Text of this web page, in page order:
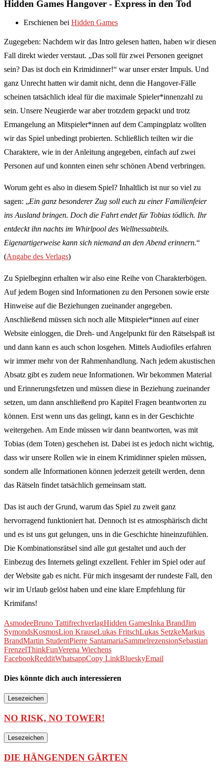
Hidden Games Hangover - Express in den Tod
Erschienen bei Hidden Games
Zugegeben: Nachdem wir das Intro gelesen hatten, haben wir diesen
Fall direkt wieder verstaut. „Das soll für zwei Personen geeignet
sein? Das ist doch ein Krimidinner!“ war unser erster Impuls. Und
ganz Unrecht hatten wir damit nicht, denn die Hangover-Fälle
scheinen tatsächlich ideal für die maximale Spieler*innenzahl zu
sein. Unsere Neugierde war aber trotzdem gepackt und trotz
Ermangelung an Mitspieler*innen auf dem Campingplatz wollten
wir das Spiel unbedingt probierten. Schließlich teilten wir die
Charaktere, wie in der Anleitung angegeben, einfach auf zwei
Personen auf und konnten einen sehr schönen Abend verbringen.
Worum geht es also in diesem Spiel? Inhaltlich ist nur so viel zu
sagen: „Ein ganz besonderer Zug soll euch zu einer Familienfeier
ins Ausland bringen. Doch die Fahrt endet für Tobias tödlich. Ihr
entdeckt ihn nachts im Whirlpool des Wellness­abteils.
Eigenartigerweise kann sich niemand an den Abend erinnern.“
(Angabe des Verlags)
Zu Spielbeginn erhalten wir also eine Reihe von Charakterbögen.
Auf jedem Bogen sind Informationen zu den Personen sowie erste
Hinweise auf die Beziehungen zueinander angegeben.
Anschließend müssen sich noch alle Mitspieler*innen auf einer
Website einloggen, die Dreh- und Angelpunkt für den Rätselspaß ist
und dann kann es auch schon losgehen. Mittels Audiofiles erfahren
wir immer mehr von der Rahmenhandlung. Nach jedem akustischen
Absatz gibt es zudem neue Informationen. Wir bekommen Material
und Erinnerungsfetzen und müssen diese in Beziehung zueinander
setzen, um dann anschließend pro Kapitel Fragen beantworten zu
können. Erst wenn uns das gelingt, kann es in der Geschichte
weitergehen. Am Ende müssen wir dann beantworten, was mit
Tobias (dem Toten) geschehen ist. Dabei ist es jedoch nicht wichtig,
dass wir unsere Rollen wie in einem Krimidinner spielen müssen,
sondern alle Informationen können jederzeit geteilt werden, denn
das Rätseln findet tatsächlich gemeinsam statt.
Das ist auch der Grund, warum das Spiel zu zweit ganz
hervorragend funktioniert hat. Dennoch ist es atmosphärisch dicht
und es ist uns gut gelungen, uns in die Geschichte hineinzufühlen.
Die Kombinationsrätsel sind alle gut gestaltet und auch der
Einbezug des Internets gelingt exzellent. Fehler im Spiel oder auf
der Website gab es nicht. Für mich insgesamt der rundeste Fall, den
wir im Urlaub gelöst haben und eine klare Empfehlung für
Krimifans!
AsmodeeBruno TattifrechverlagHidden GamesInka BrandJim
SymondsKosmosLion KrauseLukas FritschLukas SetzkeMarkus
BrandMartin StudentPierre SantamariaSammelrezensionSebastian
FrenzelThinkFunVerena Wiechens
FacebookRedditWhatsappCopy LinkBlueskyEmail
Dies könnte dich auch interessieren
Lesezeichen
NO RISK, NO TOWER!
Lesezeichen
DIE HÄNGENDEN GÄRTEN